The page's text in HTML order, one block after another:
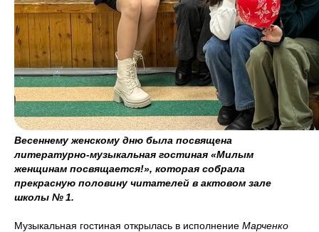
Весеннему женскому дню была посвящена
литературно-музыкальная гостиная «Милым
женщинам посвящается!», которая собрала
прекрасную половину читателей в актовом зале
школы № 1.
Музыкальная гостиная открылась в исполнение Марченко